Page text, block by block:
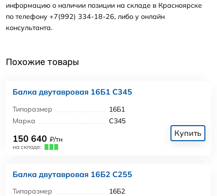
информацию о наличии позиции на складе в Красноярске
по телефону +7(992) 334-18-26, либо у онлайн
консультанта.
Похожие товары
Балка двутавровая 16Б1 С345
Типоразмер
16Б1
Марка
С345
150 640 ₽/тн
на складе:
Купить
Балка двутавровая 16Б2 С255
Типоразмер
16Б2